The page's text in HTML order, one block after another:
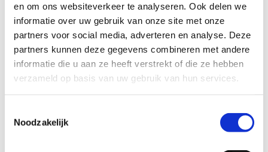
en om ons websiteverkeer te analyseren. Ook delen we
informatie over uw gebruik van onze site met onze
partners voor social media, adverteren en analyse. Deze
partners kunnen deze gegevens combineren met andere
informatie die u aan ze heeft verstrekt of die ze hebben
verzameld op basis van uw gebruik van hun services.
Noodzakelijk
Noteer hier de straatnaam, huisnummer,